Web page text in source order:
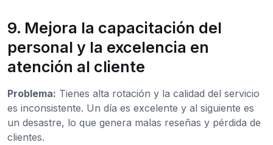
9. Mejora la capacitación del
personal y la excelencia en
atención al cliente
Problema: Tienes alta rotación y la calidad del servicio
es inconsistente. Un día es excelente y al siguiente es
un desastre, lo que genera malas reseñas y pérdida de
clientes.